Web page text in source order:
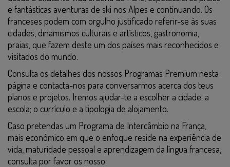
e fantásticas aventuras de ski nos Alpes e continuando. Os
franceses podem com orgulho justificado referir-se às suas
cidades, dinamismos culturais e artísticos, gastronomia,
praias, que fazem deste um dos países mais reconhecidos e
visitados do mundo.
Consulta os detalhes dos nossos Programas Premium nesta
página e contacta-nos para conversarmos acerca dos teus
planos e projetos. Iremos ajudar-te a escolher a cidade; a
escola; o currículo e a tipologia de alojamento.
Caso pretendas um Programa de Intercâmbio na França,
mais económico em que o enfoque reside na experiência de
vida, maturidade pessoal e aprendizagem da língua francesa,
consulta por favor os nosso: